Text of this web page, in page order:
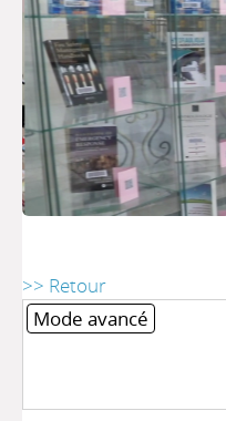
>> Retour
Mode avancé